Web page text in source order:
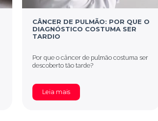
CÂNCER DE PULMÃO: POR QUE O
DIAGNÓSTICO COSTUMA SER
TARDIO
Por que o câncer de pulmão costuma ser
descoberto tão tarde?
Leia mais